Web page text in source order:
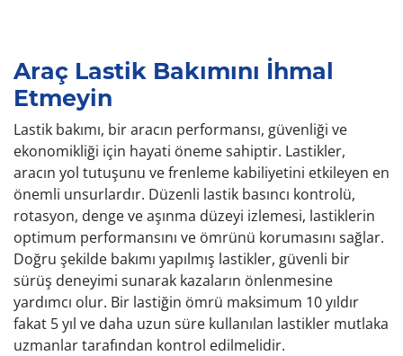
Araç Lastik Bakımını İhmal
Etmeyin
Lastik bakımı, bir aracın performansı, güvenliği ve
ekonomikliği için hayati öneme sahiptir. Lastikler,
aracın yol tutuşunu ve frenleme kabiliyetini etkileyen en
önemli unsurlardır. Düzenli lastik basıncı kontrolü,
rotasyon, denge ve aşınma düzeyi izlemesi, lastiklerin
optimum performansını ve ömrünü korumasını sağlar.
Doğru şekilde bakımı yapılmış lastikler, güvenli bir
sürüş deneyimi sunarak kazaların önlenmesine
yardımcı olur. Bir lastiğin ömrü maksimum 10 yıldır
fakat 5 yıl ve daha uzun süre kullanılan lastikler mutlaka
uzmanlar tarafından kontrol edilmelidir.